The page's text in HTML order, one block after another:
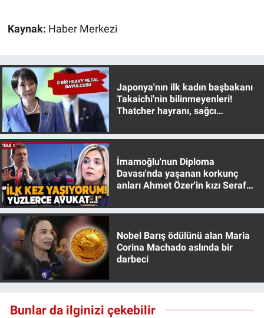
Kaynak: Haber Merkezi
Japonya'nın ilk kadın başbakanı
Takaichi'nin bilinmeyenleri!
Thatcher hayranı, sağcı
İmamoğlu'nun Diploma
Davası'nda yaşanan korkunç
anları Ahmet Özer'in kızı Seraf
Nobel Barış ödülünü alan Maria
Corina Machado aslında bir
darbeci
Bunlar da ilginizi çekebilir
Gündem Özel
Haber
İlan
Koronavirüs
Kültür Sanat
Ne demişti
Nedir